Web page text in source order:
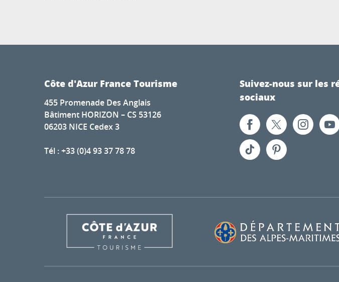
Côte d'Azur France Tourisme
455 Promenade Des Anglais
Bâtiment HORIZON – CS 53126
06203 NICE Cedex 3
Tél : +33 (0)4 93 37 78 78
Suivez-nous sur les
sociaux